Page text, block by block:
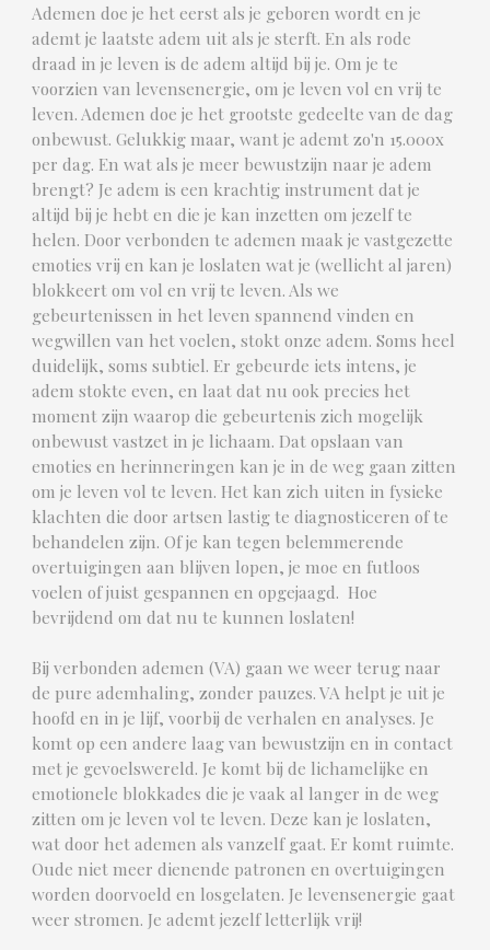
Ademen doe je het eerst als je geboren wordt en je
ademt je laatste adem uit als je sterft. En als rode
draad in je leven is de adem altijd bij je. Om je te
voorzien van levensenergie, om je leven vol en vrij te
leven. Ademen doe je het grootste gedeelte van de dag
onbewust. Gelukkig maar, want je ademt zo'n 15.000x
per dag. En wat als je meer bewustzijn naar je adem
brengt? Je adem is een krachtig instrument dat je
altijd bij je hebt en die je kan inzetten om jezelf te
helen. Door verbonden te ademen maak je vastgezette
emoties vrij en kan je loslaten wat je (wellicht al jaren)
blokkeert om vol en vrij te leven. Als we
gebeurtenissen in het leven spannend vinden en
wegwillen van het voelen, stokt onze adem. Soms heel
duidelijk, soms subtiel. Er gebeurde iets intens, je
adem stokte even, en laat dat nu ook precies het
moment zijn waarop die gebeurtenis zich mogelijk
onbewust vastzet in je lichaam. Dat opslaan van
emoties en herinneringen kan je in de weg gaan zitten
om je leven vol te leven. Het kan zich uiten in fysieke
klachten die door artsen lastig te diagnosticeren of te
behandelen zijn. Of je kan tegen belemmerende
overtuigingen aan blijven lopen, je moe en futloos
voelen of juist gespannen en opgejaagd. Hoe
bevrijdend om dat nu te kunnen loslaten!
Bij verbonden ademen (VA) gaan we weer terug naar
de pure ademhaling, zonder pauzes. VA helpt je uit je
hoofd en in je lijf, voorbij de verhalen en analyses. Je
komt op een andere laag van bewustzijn en in contact
met je gevoelswereld. Je komt bij de lichamelijke en
emotionele blokkades die je vaak al langer in de weg
zitten om je leven vol te leven. Deze kan je loslaten,
wat door het ademen als vanzelf gaat. Er komt ruimte.
Oude niet meer dienende patronen en overtuigingen
worden doorvoeld en losgelaten. Je levensenergie gaat
weer stromen. Je ademt jezelf letterlijk vrij!